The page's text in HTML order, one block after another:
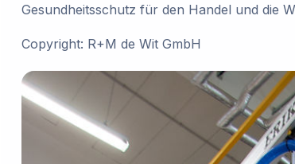
Gesundheitsschutz für den Handel und die
Copyright: R+M de Wit GmbH